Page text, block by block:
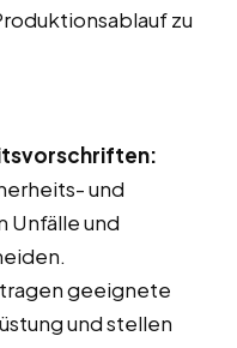
zu
und
Unfälle und
geeignete
und stellen